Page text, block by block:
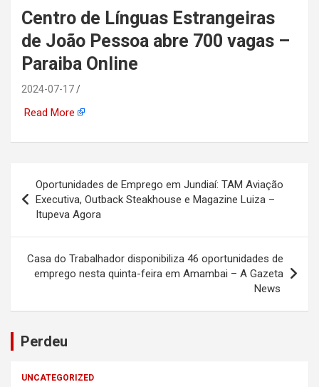
automotiva, mineração,
indústria naval, etc
Centro de Línguas Estrangeiras
de João Pessoa abre 700 vagas –
Paraiba Online
2024-07-17
Read More
de
Post
Oportunidades de Emprego em Jundiaí: TAM Aviação
Executiva, Outback Steakhouse e Magazine Luiza –
Itupeva Agora
Casa do Trabalhador disponibiliza 46 oportunidades de
emprego nesta quinta-feira em Amambai – A Gazeta
News
Perdeu
UNCATEGORIZED